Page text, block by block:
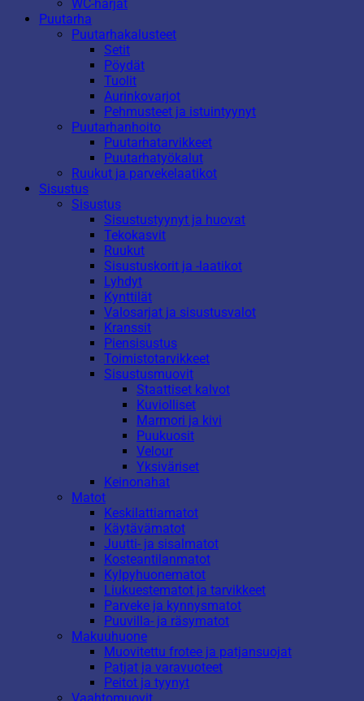
WC-harjat
Puutarha
Puutarhakalusteet
Setit
Pöydät
Tuolit
Aurinkovarjot
Pehmusteet ja istuintyynyt
Puutarhanhoito
Puutarhatarvikkeet
Puutarhatyökalut
Ruukut ja parvekelaatikot
Sisustus
Sisustus
Sisustustyynyt ja huovat
Tekokasvit
Ruukut
Sisustuskorit ja -laatikot
Lyhdyt
Kynttilät
Valosarjat ja sisustusvalot
Kranssit
Piensisustus
Toimistotarvikkeet
Sisustusmuovit
Staattiset kalvot
Kuviolliset
Marmori ja kivi
Puukuosit
Velour
Yksiväriset
Keinonahat
Matot
Keskilattiamatot
Käytävämatot
Juutti- ja sisalmatot
Kosteantilanmatot
Kylpyhuonematot
Liukuestematot ja tarvikkeet
Parveke ja kynnysmatot
Puuvilla- ja räsymatot
Makuuhuone
Muovitettu frotee ja patjansuojat
Patjat ja varavuoteet
Peitot ja tyynyt